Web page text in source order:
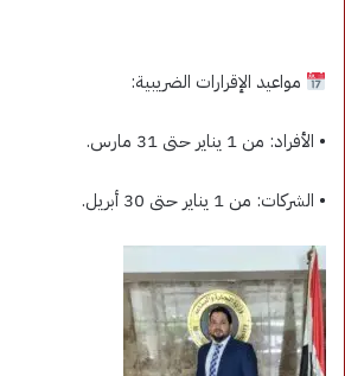
مواعيد الإقرارات الضريبية:
• الأفراد: من 1 يناير حتى 31 مارس.
• الشركات: من 1 يناير حتى 30 أبريل.